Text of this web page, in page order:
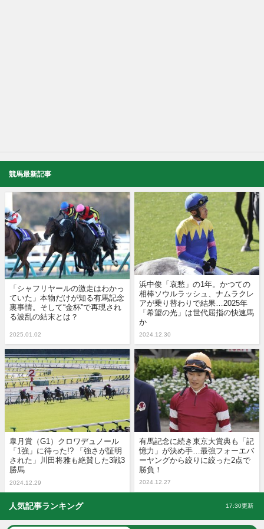
競馬最新記事
「シャフリヤールの激走はわかっ
ていた」本物だけが知る有馬記念
裏事情。そして“金杯”で再現され
る波乱の結末とは？
2025.01.02
浜中俊「哀愁」の1年。かつての
相棒ソウルラッシュ、ナムラクレ
アが乗り替わりで結果…2025年
「希望の光」は世代屈指の快速馬
か
2024.12.30
皐月賞（G1）クロワデュノール
「1強」に待った!? 「強さが証明
された」川田将雅も絶賛した3戦3
勝馬
2024.12.29
有馬記念に続き東京大賞典も「記
憶力」が決め手…最強フォーエバ
ーヤングから絞りに絞った2点で
勝負！
2024.12.27
人気記事ランキング 17:30更新